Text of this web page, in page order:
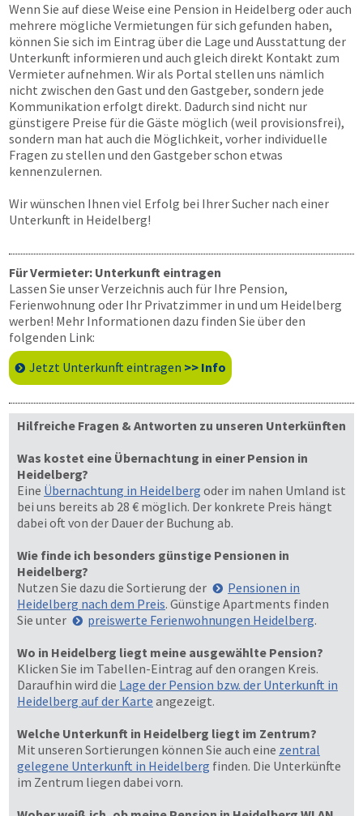
Wenn Sie auf diese Weise eine Pension in Heidelberg oder auch
mehrere mögliche Vermietungen für sich gefunden haben,
können Sie sich im Eintrag über die Lage und Ausstattung der
Unterkunft informieren und auch gleich direkt Kontakt zum
Vermieter aufnehmen. Wir als Portal stellen uns nämlich
nicht zwischen den Gast und den Gastgeber, sondern jede
Kommunikation erfolgt direkt. Dadurch sind nicht nur
günstigere Preise für die Gäste möglich (weil provisionsfrei),
sondern man hat auch die Möglichkeit, vorher individuelle
Fragen zu stellen und den Gastgeber schon etwas
kennenzulernen.
Wir wünschen Ihnen viel Erfolg bei Ihrer Sucher nach einer
Unterkunft in Heidelberg!
Für Vermieter: Unterkunft eintragen
Lassen Sie unser Verzeichnis auch für Ihre Pension,
Ferienwohnung oder Ihr Privatzimmer in und um Heidelberg
werben! Mehr Informationen dazu finden Sie über den
folgenden Link:
Jetzt Unterkunft eintragen >> Info
Hilfreiche Fragen & Antworten zu unseren Unterkünften
Was kostet eine Übernachtung in einer Pension in
Heidelberg?
Eine Übernachtung in Heidelberg oder im nahen Umland ist
bei uns bereits ab 28 € möglich. Der konkrete Preis hängt
dabei oft von der Dauer der Buchung ab.
Wie finde ich besonders günstige Pensionen in
Heidelberg?
Nutzen Sie dazu die Sortierung der
Pensionen in
Heidelberg nach dem Preis. Günstige Apartments finden
Sie unter
preiswerte Ferienwohnungen Heidelberg.
Wo in Heidelberg liegt meine ausgewählte Pension?
Klicken Sie im Tabellen-Eintrag auf den orangen Kreis.
Daraufhin wird die Lage der Pension bzw. der Unterkunft in
Heidelberg auf der Karte angezeigt.
Welche Unterkunft in Heidelberg liegt im Zentrum?
Mit unseren Sortierungen können Sie auch eine zentral
gelegene Unterkunft in Heidelberg finden. Die Unterkünfte
im Zentrum liegen dabei vorn.